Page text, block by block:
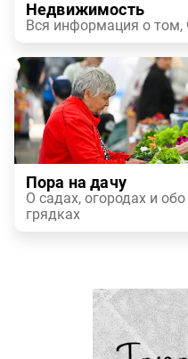
Недвижимость
Вся информация о том,
Пора на дачу
О садах, огородах и
грядках